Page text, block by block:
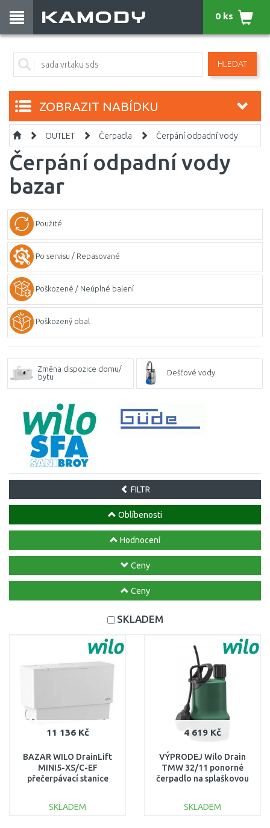
HLEDAT
0 ks
ZOBRAZIT NABÍDKU
OUTLET Čerpadla Čerpání odpadní vody
Čerpání odpadní vody
bazar
Použité
Po servisu / Repasované
Poškozené / Neúplné balení
Poškozený obal
Změna dispozice domu/
bytu
Dešťové vody
FILTR
Oblíbenosti
Hodnocení
Ceny
Ceny
SKLADEM
11 136 Kč
BAZAR WILO DrainLift
MINI5-XS/C-EF
přečerpávací stanice
SKLADEM
4 619 Kč
VÝPRODEJ Wilo Drain
TMW 32/11 ponorné
čerpadlo na splaškovou
SKLADEM